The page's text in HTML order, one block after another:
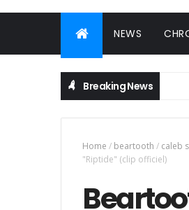
NEWS
Breaking News
Home / beartooth / caleb
"Riptide" (clip officiel)